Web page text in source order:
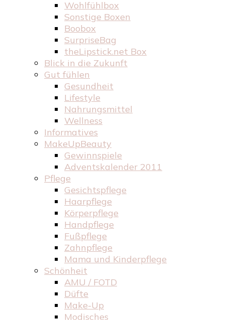
Wohlfühlbox
Sonstige Boxen
Boobox
SurpriseBag
theLipstick.net Box
Blick in die Zukunft
Gut fühlen
Gesundheit
Lifestyle
Nahrungsmittel
Wellness
Informatives
MakeUpBeauty
Gewinnspiele
Adventskalender 2011
Pflege
Gesichtspflege
Haarpflege
Körperpflege
Handpflege
Fußpflege
Zahnpflege
Mama und Kinderpflege
Schönheit
AMU / FOTD
Düfte
Make-Up
Modisches